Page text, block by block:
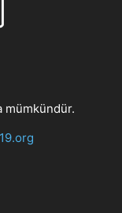
mümkündür.